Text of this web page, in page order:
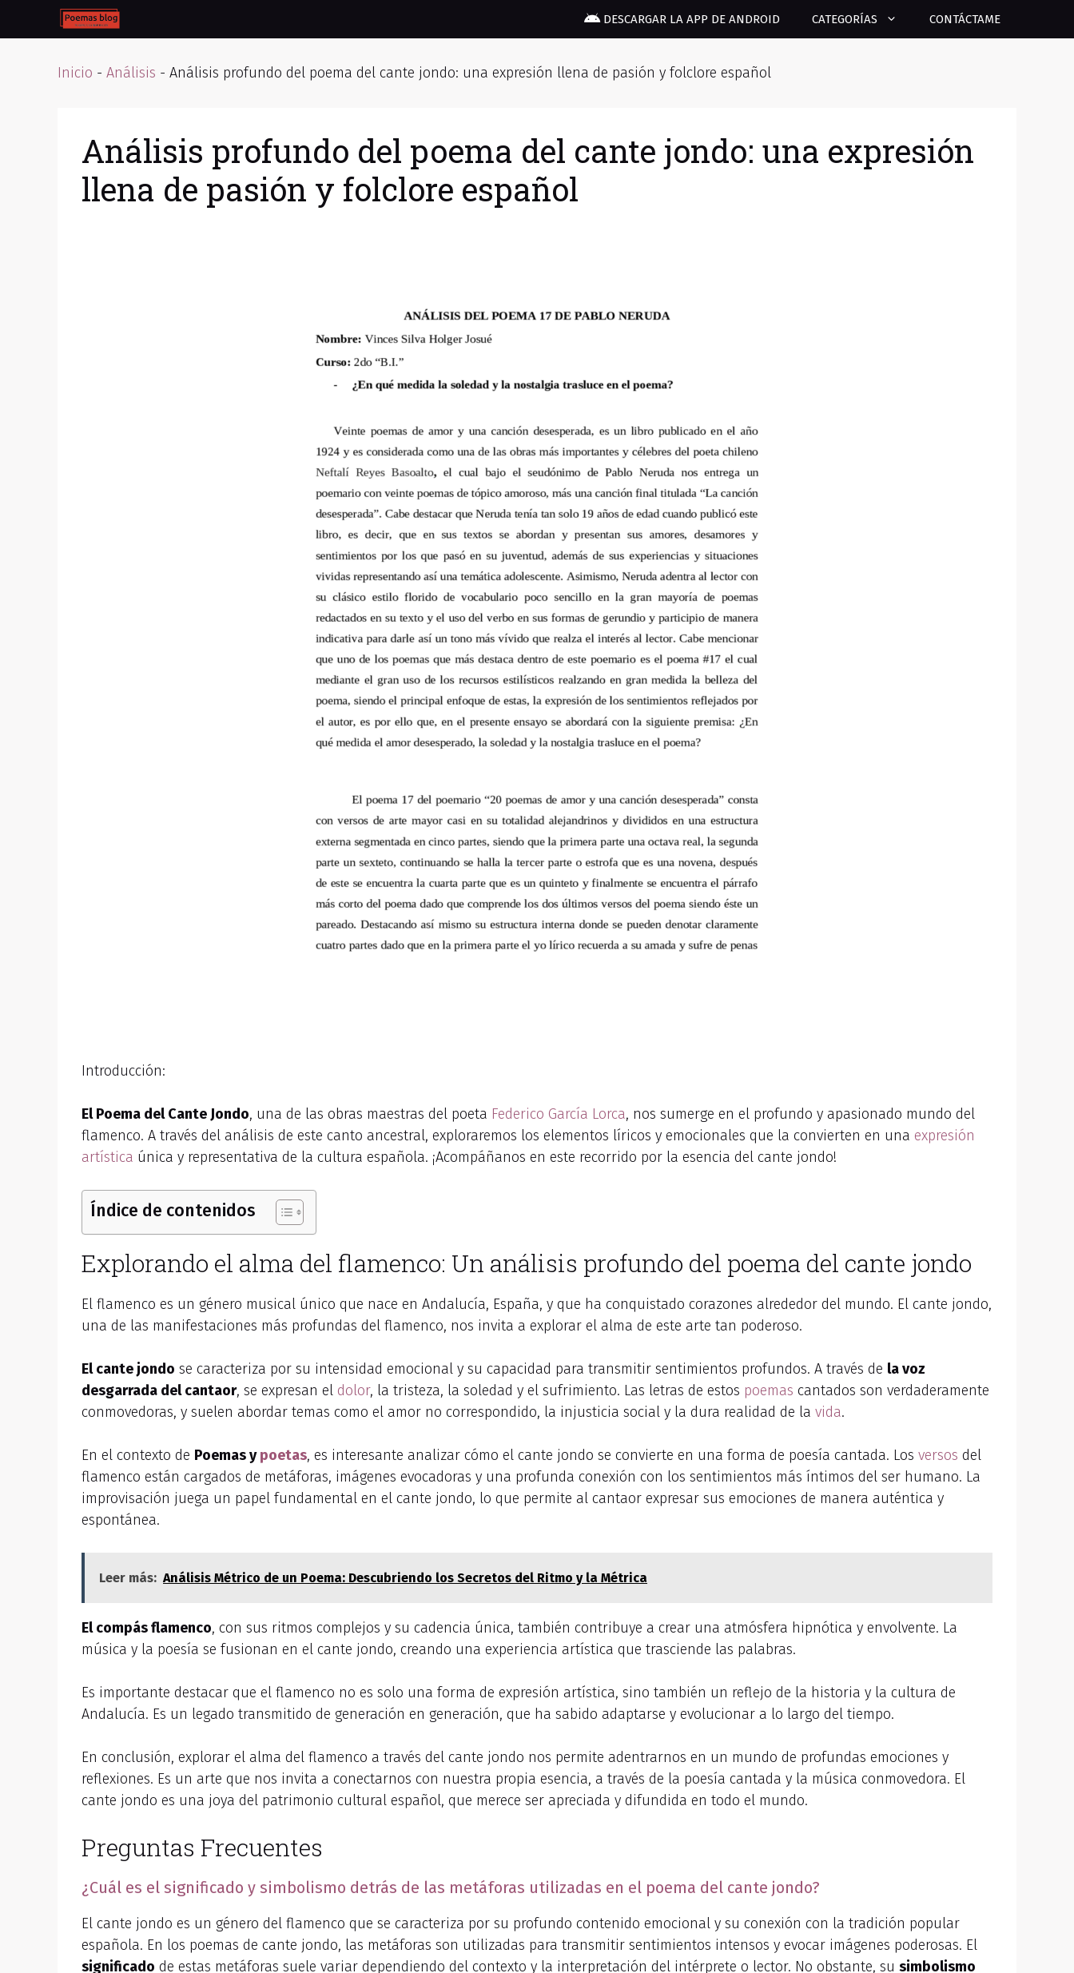
DESCARGAR LA APP DE ANDROID CATEGORÍAS CONTÁCTAME
Inicio - Análisis - Análisis profundo del poema del cante jondo: una expresión llena de pasión y folclore español
Análisis profundo del poema del cante jondo: una expresión
llena de pasión y folclore español
Introducción:
El Poema del Cante Jondo, una de las obras maestras del poeta Federico García Lorca, nos sumerge en el profundo y apasionado mundo del
flamenco. A través del análisis de este canto ancestral, exploraremos los elementos líricos y emocionales que la convierten en una expresión
artística única y representativa de la cultura española. ¡Acompáñanos en este recorrido por la esencia del cante jondo!
Índice de contenidos
Explorando el alma del flamenco: Un análisis profundo del poema del cante jondo
El flamenco es un género musical único que nace en Andalucía, España, y que ha conquistado corazones alrededor del mundo. El cante jondo,
una de las manifestaciones más profundas del flamenco, nos invita a explorar el alma de este arte tan poderoso.
El cante jondo se caracteriza por su intensidad emocional y su capacidad para transmitir sentimientos profundos. A través de la voz
desgarrada del cantaor, se expresan el dolor, la tristeza, la soledad y el sufrimiento. Las letras de estos poemas cantados son verdaderamente
conmovedoras, y suelen abordar temas como el amor no correspondido, la injusticia social y la dura realidad de la vida.
En el contexto de Poemas ypoetas, es interesante analizar cómo el cante jondo se convierte en una forma de poesía cantada. Los versos del
flamenco están cargados de metáforas, imágenes evocadoras y una profunda conexión con los sentimientos más íntimos del ser humano. La
improvisación juega un papel fundamental en el cante jondo, lo que permite al cantaor expresar sus emociones de manera auténtica y
espontánea.
Leer más: Análisis Métrico de un Poema: Descubriendo los Secretos del Ritmo y la Métrica
El compás flamenco, con sus ritmos complejos y su cadencia única, también contribuye a crear una atmósfera hipnótica y envolvente. La
música y la poesía se fusionan en el cante jondo, creando una experiencia artística que trasciende las palabras.
Es importante destacar que el flamenco no es solo una forma de expresión artística, sino también un reflejo de la historia y la cultura de
Andalucía. Es un legado transmitido de generación en generación, que ha sabido adaptarse y evolucionar a lo largo del tiempo.
En conclusión, explorar el alma del flamenco a través del cante jondo nos permite adentrarnos en un mundo de profundas emociones y
reflexiones. Es un arte que nos invita a conectarnos con nuestra propia esencia, a través de la poesía cantada y la música conmovedora. El
cante jondo es una joya del patrimonio cultural español, que merece ser apreciada y difundida en todo el mundo.
Preguntas Frecuentes
¿Cuál es el significado y simbolismo detrás de las metáforas utilizadas en el poema del cante jondo?
El cante jondo es un género del flamenco que se caracteriza por su profundo contenido emocional y su conexión con la tradición popular
española. En los poemas de cante jondo, las metáforas son utilizadas para transmitir sentimientos intensos y evocar imágenes poderosas. El
significado de estas metáforas suele variar dependiendo del contexto y la interpretación del intérprete o lector. No obstante, su simbolismo